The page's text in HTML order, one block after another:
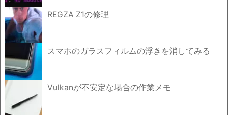
REGZA Z1の修理
スマホのガラスフィルムの浮きを消してみる
Vulkanが不安定な場合の作業メモ